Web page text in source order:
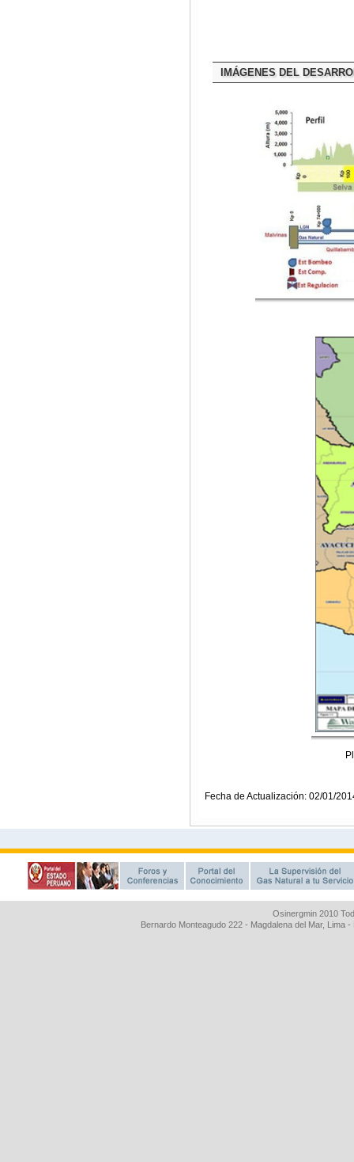
Osinergmin 2010
Bernardo Monteagudo 222 - Magdalena del Mar, Lima